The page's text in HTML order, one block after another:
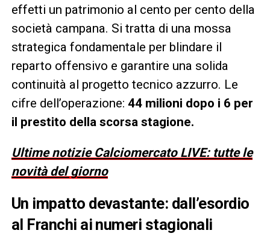
effetti un patrimonio al cento per cento della
società campana. Si tratta di una mossa
strategica fondamentale per blindare il
reparto offensivo e garantire una solida
continuità al progetto tecnico azzurro. Le
cifre dell’operazione: 44 milioni dopo i 6 per
il prestito della scorsa stagione.
Ultime notizie Calciomercato LIVE: tutte le
novità del giorno
Un impatto devastante: dall’esordio
al Franchi ai numeri stagionali